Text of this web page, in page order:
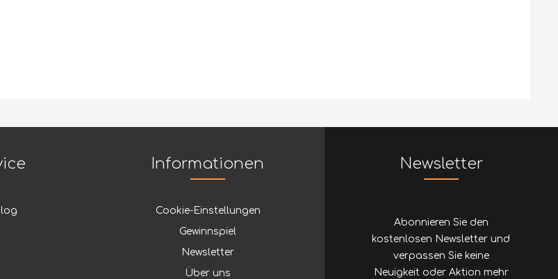
Informationen
Cookie-Einstellungen
Gewinnspiel
Newsletter
Über uns
Newsletter
Abonnieren Sie den
kostenlosen Newsletter und
verpassen Sie keine
Neuigkeit oder Aktion mehr